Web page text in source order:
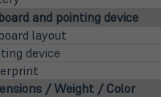
and pointing device
layout
device
/ Weight / Color